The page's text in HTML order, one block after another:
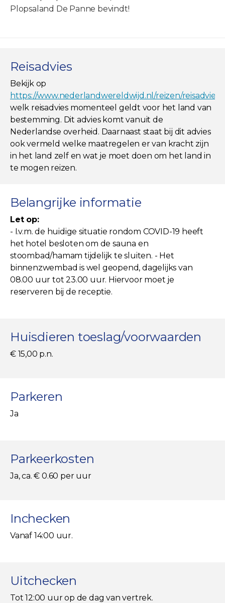
Plopsaland De Panne bevindt!
Reisadvies
Bekijk op
https://www.nederlandwereldwijd.nl/reizen/
welk reisadvies momenteel geldt voor het land van
bestemming. Dit advies komt vanuit de
Nederlandse overheid. Daarnaast staat bij dit advies
ook vermeld welke maatregelen er van kracht zijn
in het land zelf en wat je moet doen om het land in
te mogen reizen.
Belangrijke informatie
Let op:
- I.v.m. de huidige situatie rondom COVID-19 heeft
het hotel besloten om de sauna en
stoombad/hamam tijdelijk te sluiten. - Het
binnenzwembad is wel geopend, dagelijks van
08.00 uur tot 23.00 uur. Hiervoor moet je
reserveren bij de receptie.
Huisdieren toeslag/voorwaarden
€ 15,00 p.n.
Parkeren
Ja
Parkeerkosten
Ja, ca. € 0.60 per uur
Inchecken
Vanaf 14:00 uur.
Uitchecken
Tot 12:00 uur op de dag van vertrek.